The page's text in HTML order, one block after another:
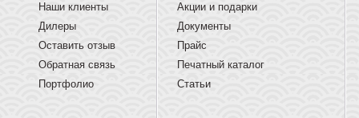
Наши клиенты
Дилеры
Оставить отзыв
Обратная связь
Портфолио
Акции и подарки
Документы
Прайс
Печатный каталог
Статьи